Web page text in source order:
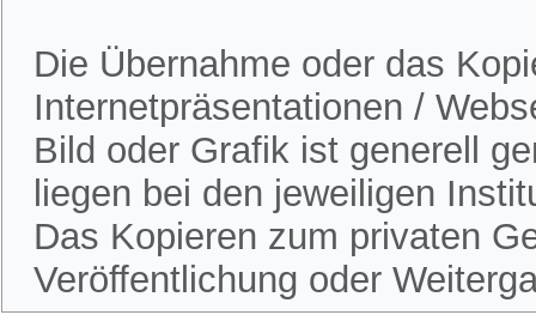
Die Übernahme oder das
Internetpräsentationen /
Bild oder Grafik ist generell
liegen bei den jeweiligen
Das Kopieren zum privaten
Veröffentlichung oder